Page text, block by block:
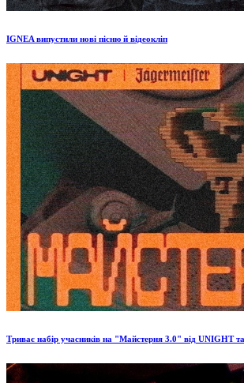
IGNEA випустили нові пісню й відеокліп
Триває набір учасників на "Майстерня 3.0" від UNIGHT